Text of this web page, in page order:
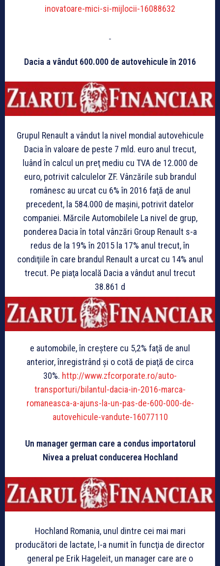
inovatoare-mici-si-mijlocii-16088632
Dacia a vândut 600.000 de autovehicule în 2016
Grupul Renault a vândut la nivel mondial autovehicule
Dacia în valoare de peste 7 mld. euro anul trecut,
luând în calcul un preţ mediu cu TVA de 12.000 de
euro, potrivit calculelor ZF. Vânzările sub brandul
românesc au urcat cu 6% în 2016 faţă de anul
precedent, la 584.000 de maşini, potrivit datelor
companiei. Mărcile Automobilele La nivel de grup,
ponderea Dacia în total vânzări Group Renault s-a
redus de la 19% în 2015 la 17% anul trecut, în
condiţiile în care brandul Renault a urcat cu 14% anul
trecut. Pe piaţa locală Dacia a vândut anul trecut
38.861 d
e automobile, în creştere cu 5,2% faţă de anul
anterior, înregistrând şi o cotă de piaţă de circa
30%. http://www.zfcorporate.ro/auto-
transporturi/bilantul-dacia-in-2016-marca-
romaneasca-a-ajuns-la-un-pas-de-600-000-de-
autovehicule-vandute-16077110
Un manager german care a condus importatorul
Nivea a preluat conducerea Hochland
Hochland Romania, unul dintre cei mai mari
producători de lactate, l-a numit în funcţia de director
general pe Erik Hageleit, un manager care are o